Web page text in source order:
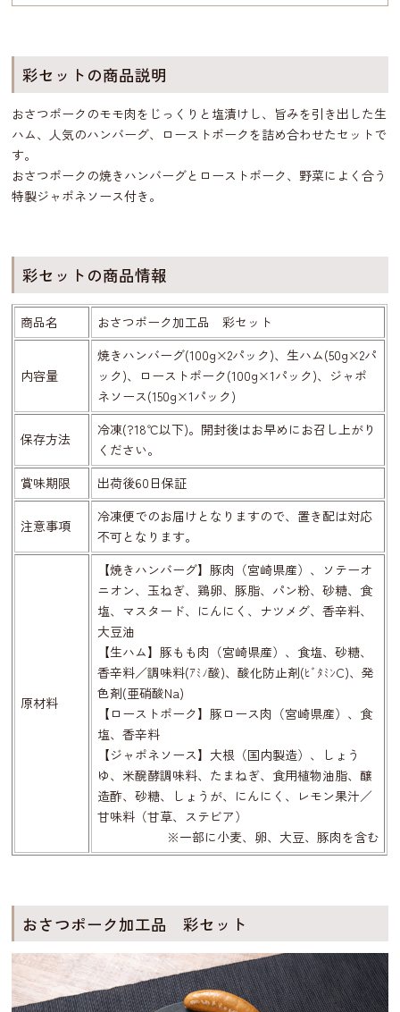
彩セットの商品説明
おさつポークのモモ肉をじっくりと塩漬けし、旨みを引き出した生
ハム、人気のハンバーグ、ローストポークを詰め合わせたセットで
す。
おさつポークの焼きハンバーグとローストポーク、野菜によく合う
特製ジャポネソース付き。
彩セットの商品情報
商品名 おさつポーク加工品 彩セット
内容量
焼きハンバーグ(100g×2パック)、生ハム(50g×2パ
ック)、ローストポーク(100g×1パック)、ジャポ
ネソース(150g×1パック)
保存方法
冷凍(?18℃以下)。開封後はお早めにお召し上がり
ください。
賞味期限
出荷後60日保証
注意事項
冷凍便でのお届けとなりますので、置き配は対応
不可となります。
原材料
【焼きハンバーグ】豚肉（宮崎県産）、ソテーオ
ニオン、玉ねぎ、鶏卵、豚脂、パン粉、砂糖、食
塩、マスタード、にんにく、ナツメグ、香辛料、
大豆油
【生ハム】豚もも肉（宮崎県産）、食塩、砂糖、
香辛料／調味料(ｱﾐﾉ酸)、酸化防止剤(ﾋﾞﾀﾐﾝC)、発
色剤(亜硝酸Na)
【ローストポーク】豚ロース肉（宮崎県産）、食
塩、香辛料
【ジャポネソース】大根（国内製造）、しょう
ゆ、米醗酵調味料、たまねぎ、食用植物油脂、醸
造酢、砂糖、しょうが、にんにく、レモン果汁／
甘味料（甘草、ステビア）
※一部に小麦、卵、大豆、豚肉を含む
おさつポーク加工品 彩セット